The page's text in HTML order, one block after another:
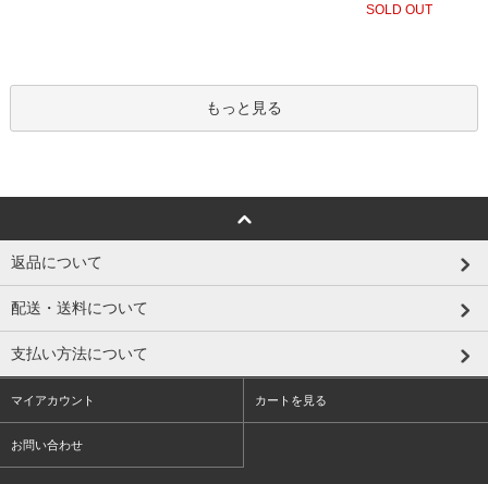
SOLD OUT
もっと見る
返品について
配送・送料について
支払い方法について
マイアカウント カートを見る
お問い合わせ